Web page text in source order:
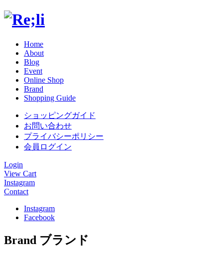
Home
About
Blog
Event
Online Shop
Brand
Shopping Guide
ショッピングガイド
お問い合わせ
プライバシーポリシー
会員ログイン
Login
View Cart
Instagram
Contact
Instagram
Facebook
Brand ブランド